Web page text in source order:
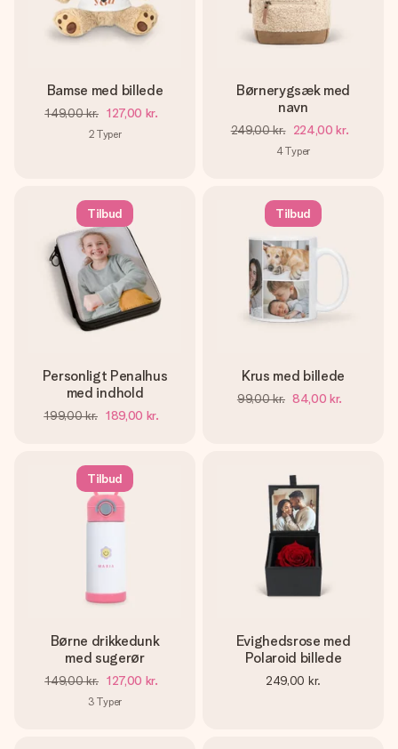
billede af dig eller en besked, der går lige i hendes hjerte.
Intet besvær men udelukkende en masse kærlighed i
øjeblikket.
Bamse med billede
149,00 kr. 127,00 kr.
2 Typer
Børnerygsæk med
navn
249,00 kr. 224,00 kr.
4Typer
Tilbud
Personligt Penalhus
med indhold
199,00 kr. 189,00 kr.
Tilbud
Krus med billede
99,00 kr. 84,00 kr.
Tilbud
Børne drikkedunk
med sugerør
149,00 kr. 127,00 kr.
3 Typer
Evighedsrose med
Polaroid billede
249,00 kr.